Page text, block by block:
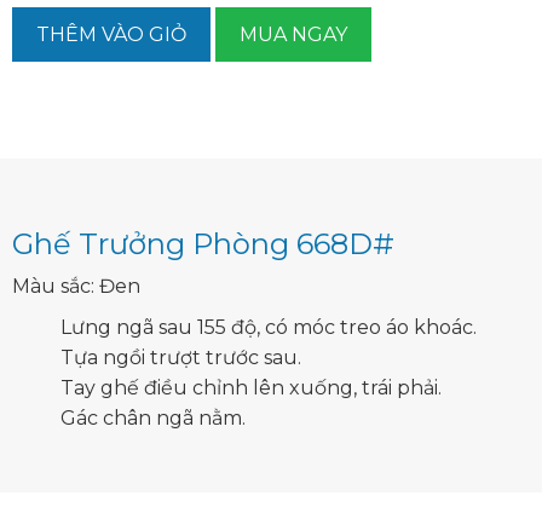
THÊM VÀO GIỎ MUA NGAY
Ghế Trưởng Phòng 668D#
Màu sắc: Đen
Lưng ngã sau 155 độ, có móc treo áo khoác.
Tựa ngồi trượt trước sau.
Tay ghế điều chỉnh lên xuống, trái phải.
Gác chân ngã nằm.